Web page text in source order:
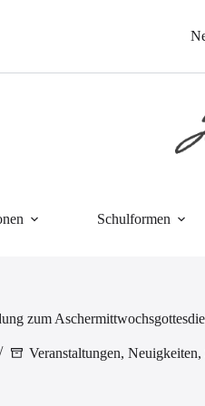
Schulformen
zum
Veranstaltungen, Neuigkeiten,